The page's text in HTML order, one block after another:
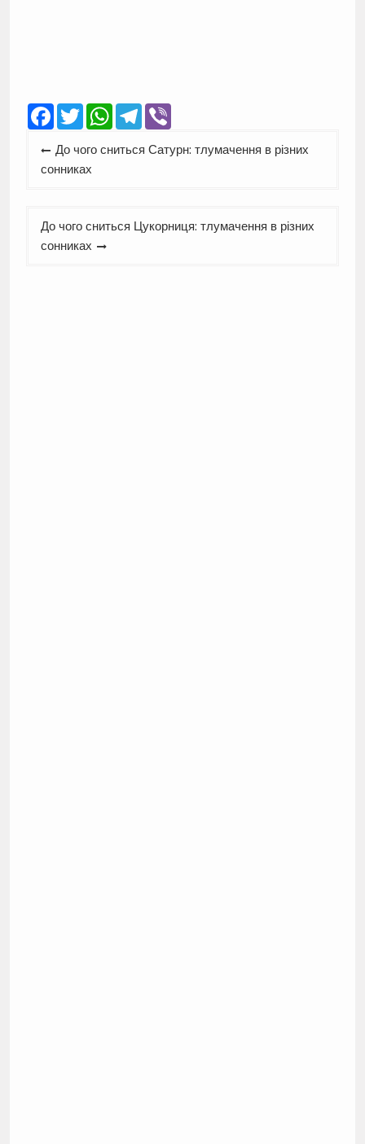
Facebook
TwitterWhatsApp
Telegram
Viber
Навігація
записів
До чого сниться Сатурн: тлумачення в різних
сонниках
До чого сниться Цукорниця: тлумачення в різних
сонниках